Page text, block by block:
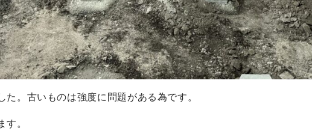
。古いものは強度に問題がある為です。
す。